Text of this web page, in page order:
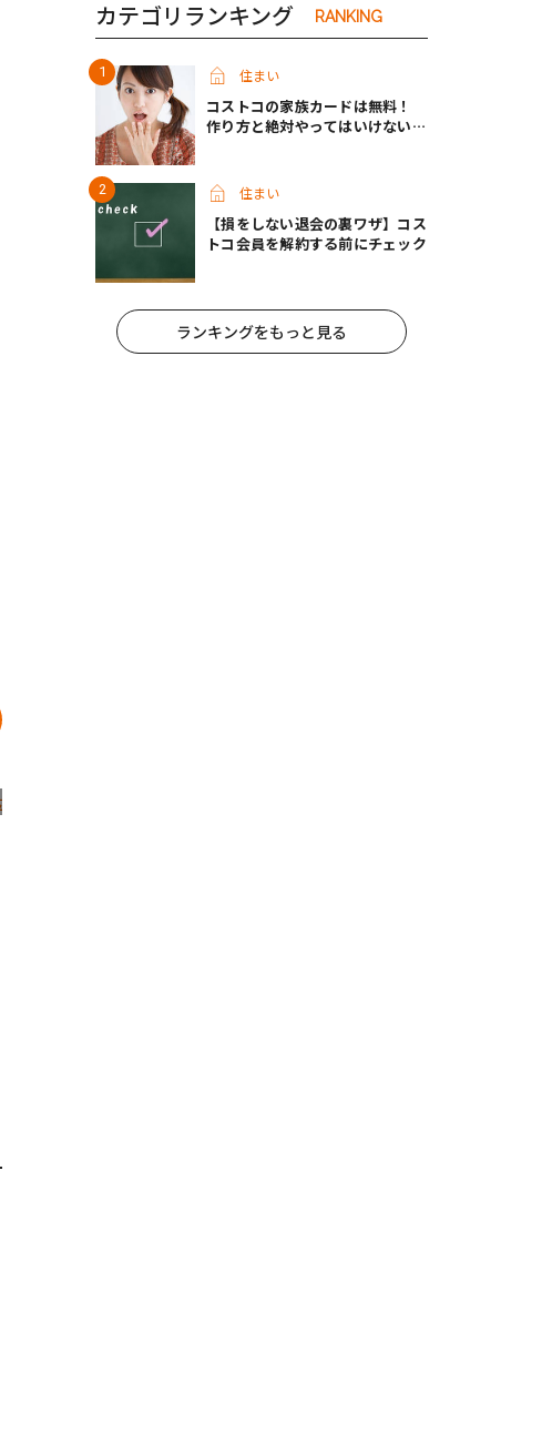
カテゴリランキング RANKING
住まい
コストコの家族カードは無料！
作り方と絶対やってはいけないパ
住まい
【損をしない退会の裏ワザ】コス
トコ会員を解約する前にチェック
ランキングをもっと見る